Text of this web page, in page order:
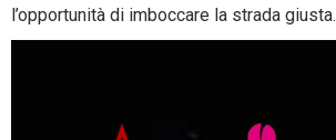
l’opportunità di imboccare la strada giusta.